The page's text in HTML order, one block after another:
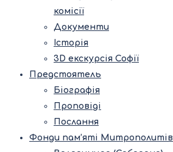
комісії
Документи
Історія
3D екскурсія Софії
Предстоятель
Біографія
Проповіді
Послання
Фонди пам’яті Митрополитів